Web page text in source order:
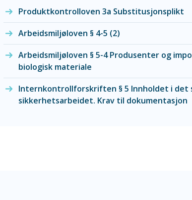
Produktkontrolloven 3a Substitusjonsplikt
Arbeidsmiljøloven § 4-5 (2)
Arbeidsmiljøloven § 5-4 Produsenter og
biologisk materiale
Internkontrollforskriften § 5 Innholdet i det
sikkerhetsarbeidet. Krav til dokumentasjon